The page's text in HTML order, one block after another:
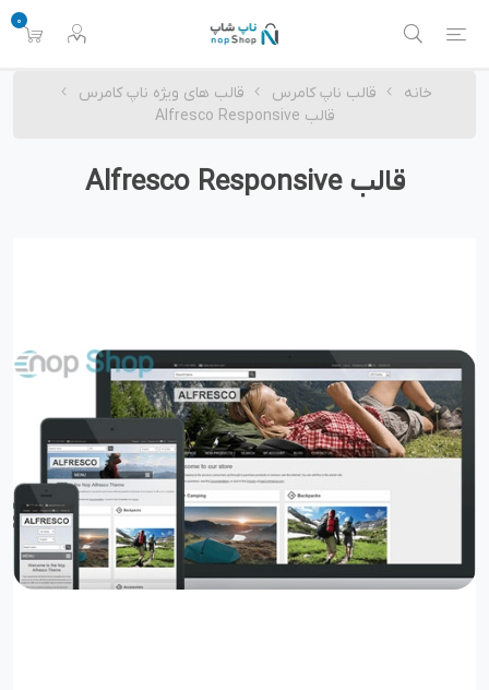
0
خانه قالب ناپ کامرس
قالب های ویژه ناپ کامرس
قالب Alfresco Responsive
قالب Alfresco Responsive